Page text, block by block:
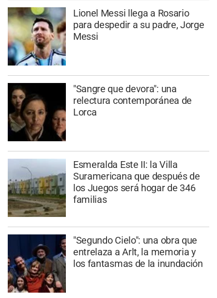
Lionel Messi llega a Rosario
para despedir a su padre, Jorge
Messi
"Sangre que devora": una
relectura contemporánea de
Lorca
Esmeralda Este II: la Villa
Suramericana que después de
los Juegos será hogar de 346
familias
"Segundo Cielo": una obra que
entrelaza a Arlt, la memoria y
los fantasmas de la inundación